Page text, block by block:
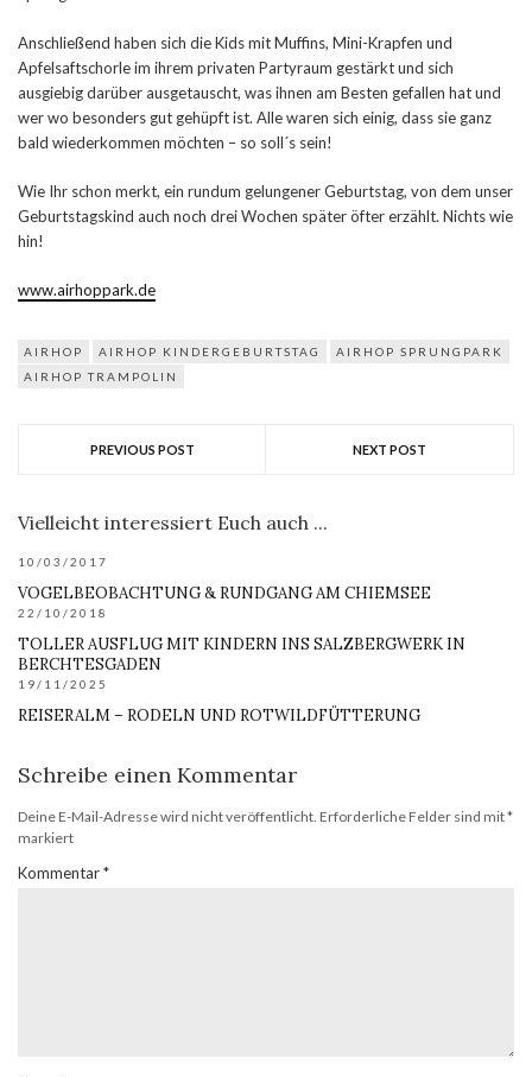
Anschließend haben sich die Kids mit Muffins, Mini-Krapfen und
Apfelsaftschorle im ihrem privaten Partyraum gestärkt und sich
ausgiebig darüber ausgetauscht, was ihnen am Besten gefallen hat und
wer wo besonders gut gehüpft ist. Alle waren sich einig, dass sie ganz
bald wiederkommen möchten – so soll´s sein!
Wie Ihr schon merkt, ein rundum gelungener Geburtstag, von dem unser
Geburtstagskind auch noch drei Wochen später öfter erzählt. Nichts wie
hin!
www.airhoppark.de
AIRHOP AIRHOP KINDERGEBURTSTAG
AIRHOP SPRUNGPARK
AIRHOP TRAMPOLIN
PREVIOUS POST NEXT POST
Vielleicht interessiert Euch auch ...
10/03/2017
VOGELBEOBACHTUNG & RUNDGANG AM CHIEMSEE
22/10/2018
TOLLER AUSFLUG MIT KINDERN INS SALZBERGWERK IN
BERCHTESGADEN
19/11/2025
REISERALM – RODELN UND ROTWILDFÜTTERUNG
Schreibe einen Kommentar
Deine E-Mail-Adresse wird nicht veröffentlicht. Erforderliche Felder sind mit*
markiert
Kommentar*